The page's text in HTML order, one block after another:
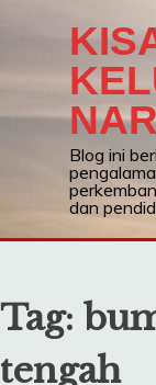
Blog ini
dan
Tag:
tengah